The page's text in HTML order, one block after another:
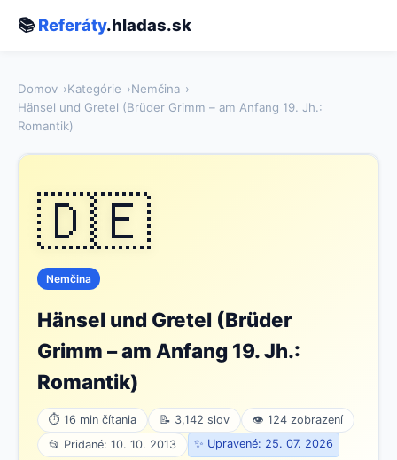
📚Referáty.hladas.sk
Domov Kategórie
Nemčina
Hänsel und Gretel (Brüder Grimm – am Anfang 19. Jh.:
Romantik)
🇩🇪
Nemčina
Hänsel und Gretel (Brüder
Grimm – am Anfang 19. Jh.:
Romantik)
⏱ 16 min čítania 📝 3,142 slov
👁 124 zobrazení
📂 Pridané: 10. 10. 2013
✨ Upravené: 25. 07. 2026